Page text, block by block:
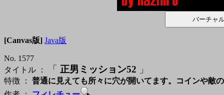
[Canvas版] Java版
No. 1577
タイトル ：
「 正男ミッション52 」
特徴 ： 普通に見えても所々に穴が開いてます。コインや敵